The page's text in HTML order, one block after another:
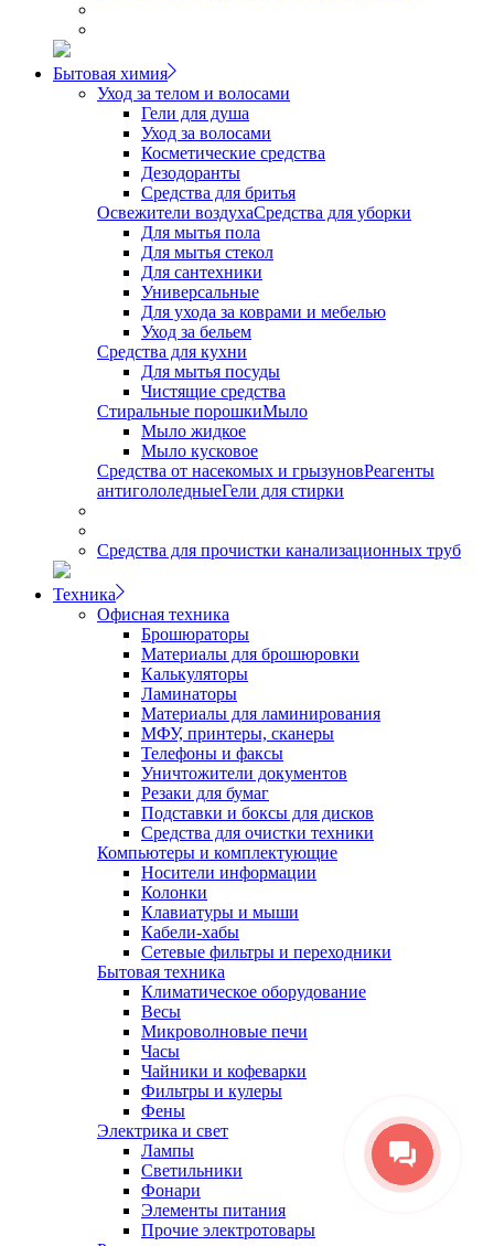
Бытовая химия
Уход за телом и волосами
Гели для душа
Уход за волосами
Косметические средства
Дезодоранты
Средства для бритья
Освежители воздухаСредства для уборки
Для мытья пола
Для мытья стекол
Для сантехники
Универсальные
Для ухода за коврами и мебелью
Уход за бельем
Средства для кухни
Для мытья посуды
Чистящие средства
Стиральные порошкиМыло
Мыло жидкое
Мыло кусковое
Средства от насекомых и грызуновРеагенты
антигололедныеГели для стирки
Средства для прочистки канализационных труб
Техника
Офисная техника
Брошюраторы
Материалы для брошюровки
Калькуляторы
Ламинаторы
Материалы для ламинирования
МФУ, принтеры, сканеры
Телефоны и факсы
Уничтожители документов
Резаки для бумаг
Подставки и боксы для дисков
Средства для очистки техники
Компьютеры и комплектующие
Носители информации
Колонки
Клавиатуры и мыши
Кабели-хабы
Сетевые фильтры и переходники
Бытовая техника
Климатическое оборудование
Весы
Микроволновые печи
Часы
Чайники и кофеварки
Фильтры и кулеры
Фены
Электрика и свет
Лампы
Светильники
Фонари
Элементы питания
Прочие электротовары